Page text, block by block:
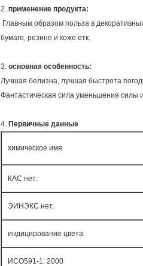
2. применение продукта:
Главным образом польза в
бумаге, резине и коже етк.
3. основная особенность:
Лучшая белизна, лучшая быстрота
Фантастическая сила уменьшения силы
4. Первичные данные
химическое имя
КАС нет.
ЭИНЭКС нет.
индицирование цвета
ИСО591-1: 2000